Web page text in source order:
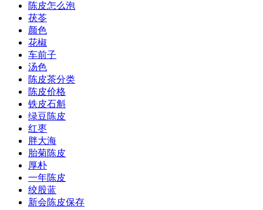
陈皮怎么泡
茯苓
颜色
花椒
车前子
汤色
陈皮茶分类
陈皮价格
铁皮石斛
绿豆陈皮
红枣
胖大海
胎菊陈皮
厚朴
一年陈皮
绞股蓝
新会陈皮保存